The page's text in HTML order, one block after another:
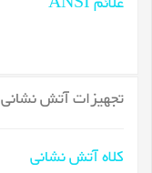
تجهیزات آتش نشانی
کلاه آتش نشانی